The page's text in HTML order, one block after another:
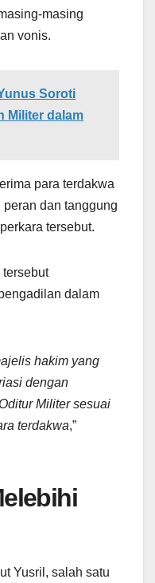
masing
vonis.
Soroti
Militer dalam
para terdakwa
dan tanggung
tersebut.
tersebut
dalam
hakim yang
dengan
Militer sesuai
terdakwa,”
Yusril, salah satu